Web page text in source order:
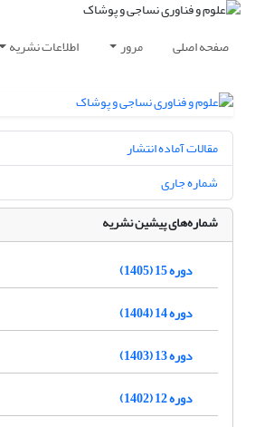
صفحه اصلی مرور اطلاعات نشریه
مقالات آماده انتشار
شماره جاری
شماره‌های پیشین نشریه
دوره 15 (1405)
دوره 14 (1404)
دوره 13 (1403)
دوره 12 (1402)